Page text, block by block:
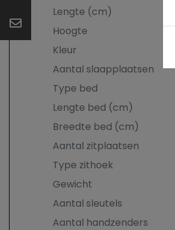
Lengte (cm)
Hoogte
Kleur
Aantal slaapplaatsen
Type bed
Lengte bed (cm)
Breedte bed (cm)
Aantal zitplaatsen
Type zithoek
Gewicht
Aantal sleutels
Aantal handzenders